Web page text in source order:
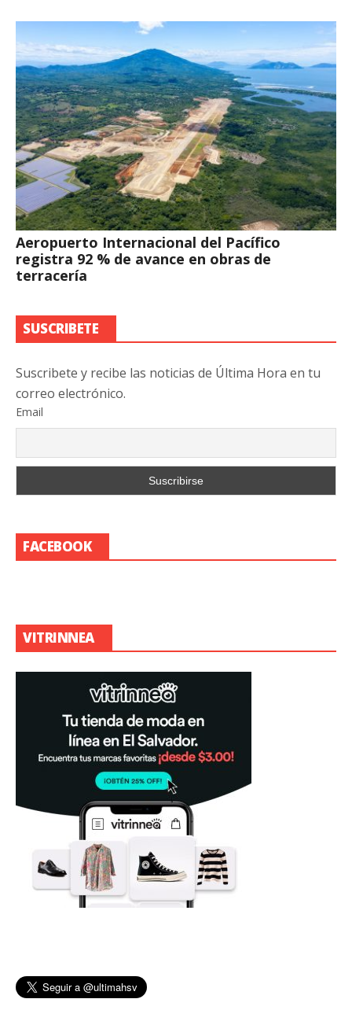
Aeropuerto Internacional del Pacífico
registra 92 % de avance en obras de
terracería
SUSCRIBETE
Suscribete y recibe las noticias de Última Hora en tu
correo electrónico.
Email
FACEBOOK
VITRINNEA